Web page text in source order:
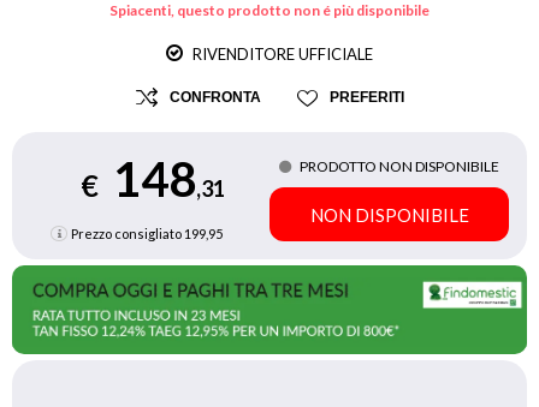
Spiacenti, questo prodotto non é più disponibile
RIVENDITORE UFFICIALE
CONFRONTA PREFERITI
€ 148,31
Prezzo consigliato 199,95
PRODOTTO NON DISPONIBILE
NON DISPONIBILE